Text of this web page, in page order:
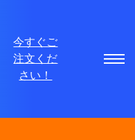
今すぐご
注文くだ
さい！